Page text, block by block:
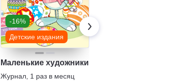
-16%
Детские издания
Маленькие художники
Журнал 1 раз в месяц